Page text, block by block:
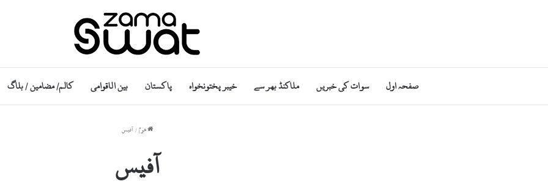
صفحہ اول سوات کی خبریں ملاکنڈ بھر سے خیبر پختونخواہ پاکستان بین الاقوامی کالم/ مضامین / بلاگ
ھوم / آفیس
آفیس